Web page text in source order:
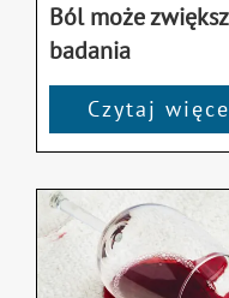
Ból może
badania
Czytaj